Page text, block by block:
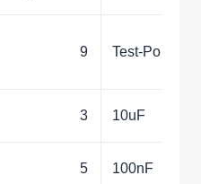
9 Test-Point
3 10uF
5 100nF